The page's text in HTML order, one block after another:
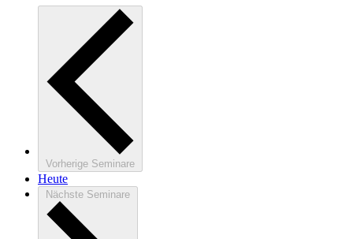
Vorherige Seminare
Heute
Nächste Seminare